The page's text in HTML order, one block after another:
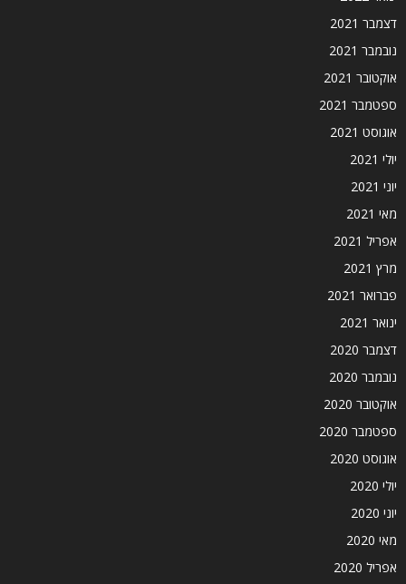
דצמבר 2021
נובמבר 2021
אוקטובר 2021
ספטמבר 2021
אוגוסט 2021
יולי 2021
יוני 2021
מאי 2021
אפריל 2021
מרץ 2021
פברואר 2021
ינואר 2021
דצמבר 2020
נובמבר 2020
אוקטובר 2020
ספטמבר 2020
אוגוסט 2020
יולי 2020
יוני 2020
מאי 2020
אפריל 2020